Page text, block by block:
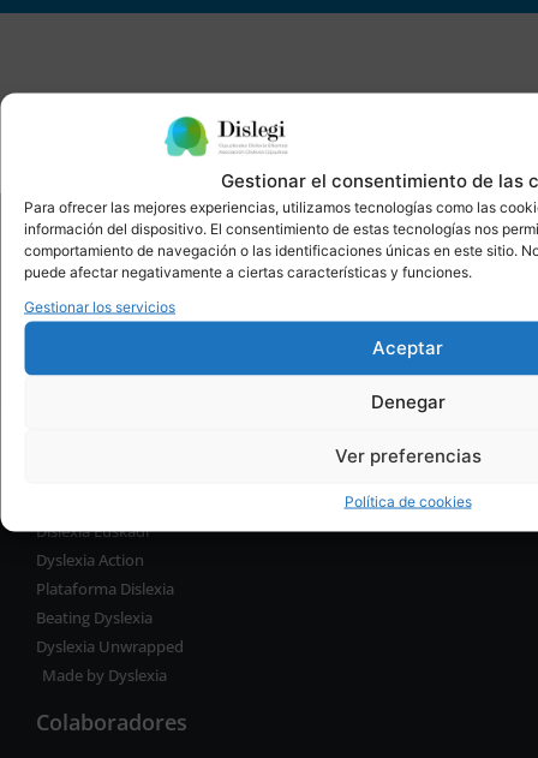
Gestionar el consentimiento de las
Para ofrecer las mejores experiencias, utilizamos tecnologías como las
información del dispositivo. El consentimiento de estas tecnologías nos
comportamiento de navegación o las identificaciones únicas en este sitio.
puede afectar negativamente a ciertas características y funciones.
Gestionar los servicios
Aceptar
Denegar
Ver preferencias
Política de cookies
SÍGUENOS
Dislexia Euskadi
Dyslexia Action
Plataforma Dislexia
Beating Dyslexia
Dyslexia Unwrapped
Made by Dyslexia
Colaboradores